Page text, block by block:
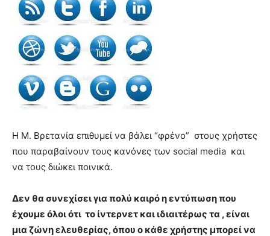
Η Μ. Βρετανία επιθυμεί να βάλει “φρένο” στους χρήστες
που παραβαίνουν τους κανόνες των social media και
να τους διώκει ποινικά.
Δεν θα συνεχίσει για πολύ καιρό η εντύπωση που
έχουμε όλοι ότι το ίντερνετ και ιδιαιτέρως τα , είναι
μια ζώνη ελευθερίας, όπου ο κάθε χρήστης μπορεί να